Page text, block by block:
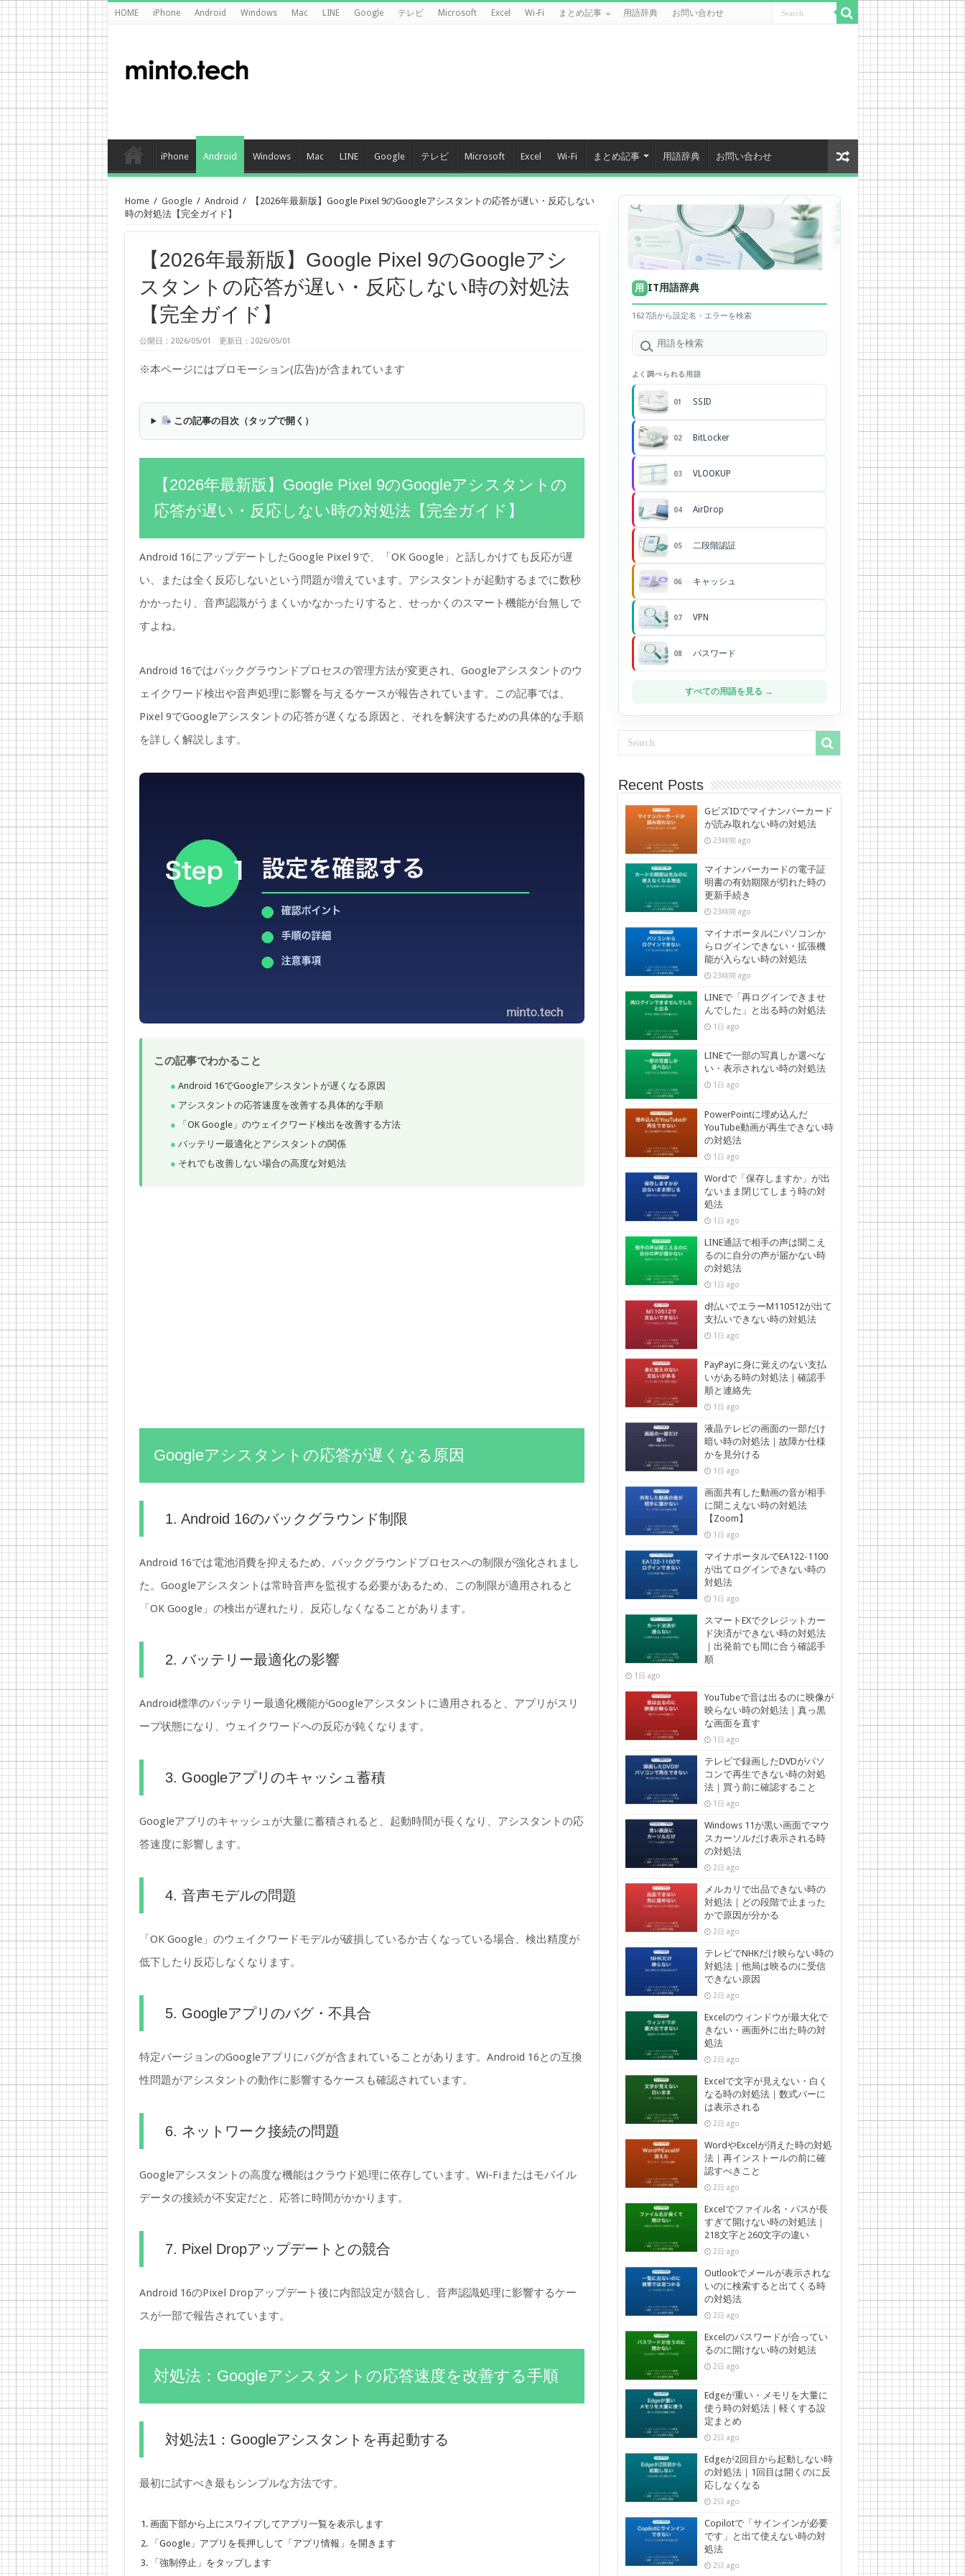
HOME iPhone Android Windows Mac LINE Google テレビ Microsoft Excel Wi-Fi まとめ記事 用語辞典 お問い合わせ
iPhone Android Windows Mac LINE Google テレビ Microsoft Excel Wi-Fi まとめ記事 用語辞典 お問い合わせ
Home / Google / Android /
【2026年最新版】Google Pixel 9のGoogleアシスタントの応答が遅い・反応しない
時の対処法【完全ガイド】
【2026年最新版】Google Pixel 9のGoogleアシ
スタントの応答が遅い・反応しない時の対処法
【完全ガイド】
公開日：2026/05/01 更新日：2026/05/01
※本ページにはプロモーション(広告)が含まれています
この記事の目次（タップで開く）
【2026年最新版】Google Pixel 9のGoogleアシスタントの
応答が遅い・反応しない時の対処法【完全ガイド】
Android 16にアップデートしたGoogle Pixel 9で、「OK Google」と話しかけても反応が遅
い、または全く反応しないという問題が増えています。アシスタントが起動するまでに数秒
かかったり、音声認識がうまくいかなかったりすると、せっかくのスマート機能が台無しで
すよね。
Android 16ではバックグラウンドプロセスの管理方法が変更され、Googleアシスタントのウ
ェイクワード検出や音声処理に影響を与えるケースが報告されています。この記事では、
Pixel 9でGoogleアシスタントの応答が遅くなる原因と、それを解決するための具体的な手順
を詳しく解説します。
この記事でわかること
Android 16でGoogleアシスタントが遅くなる原因
アシスタントの応答速度を改善する具体的な手順
「OK Google」のウェイクワード検出を改善する方法
バッテリー最適化とアシスタントの関係
それでも改善しない場合の高度な対処法
Googleアシスタントの応答が遅くなる原因
1. Android 16のバックグラウンド制限
Android 16では電池消費を抑えるため、バックグラウンドプロセスへの制限が強化されまし
た。Googleアシスタントは常時音声を監視する必要があるため、この制限が適用されると
「OK Google」の検出が遅れたり、反応しなくなることがあります。
2. バッテリー最適化の影響
Android標準のバッテリー最適化機能がGoogleアシスタントに適用されると、アプリがスリ
ープ状態になり、ウェイクワードへの反応が鈍くなります。
3. Googleアプリのキャッシュ蓄積
Googleアプリのキャッシュが大量に蓄積されると、起動時間が長くなり、アシスタントの応
答速度に影響します。
4. 音声モデルの問題
「OK Google」のウェイクワードモデルが破損しているか古くなっている場合、検出精度が
低下したり反応しなくなります。
5. Googleアプリのバグ・不具合
特定バージョンのGoogleアプリにバグが含まれていることがあります。Android 16との互換
性問題がアシスタントの動作に影響するケースも確認されています。
6. ネットワーク接続の問題
Googleアシスタントの高度な機能はクラウド処理に依存しています。Wi-Fiまたはモバイル
データの接続が不安定だと、応答に時間がかかります。
7. Pixel Dropアップデートとの競合
Android 16のPixel Dropアップデート後に内部設定が競合し、音声認識処理に影響するケー
スが一部で報告されています。
対処法：Googleアシスタントの応答速度を改善する手順
対処法1：Googleアシスタントを再起動する
最初に試すべき最もシンプルな方法です。
画面下部から上にスワイプしてアプリ一覧を表示します
「Google」アプリを長押しして「アプリ情報」を開きます
「強制停止」をタップします
用 IT用語辞典
1627語から設定名・エラーを検索
よく調べられる用語
01 SSID
02 BitLocker
03 VLOOKUP
04 AirDrop
05 二段階認証
06 キャッシュ
07 VPN
08 パスワード
すべての用語を見る →
Recent Posts
GビズIDでマイナンバーカード
が読み取れない時の対処法
23時間 ago
マイナンバーカードの電子証
明書の有効期限が切れた時の
更新手続き
23時間 ago
マイナポータルにパソコンか
らログインできない・拡張機
能が入らない時の対処法
23時間 ago
LINEで「再ログインできませ
んでした」と出る時の対処法
1日 ago
LINEで一部の写真しか選べな
い・表示されない時の対処法
1日 ago
PowerPointに埋め込んだ
YouTube動画が再生できない時
の対処法
1日 ago
Wordで「保存しますか」が出
ないまま閉じてしまう時の対
処法
1日 ago
LINE通話で相手の声は聞こえ
るのに自分の声が届かない時
の対処法
1日 ago
d払いでエラーM110512が出て
支払いできない時の対処法
1日 ago
PayPayに身に覚えのない支払
いがある時の対処法｜確認手
順と連絡先
1日 ago
液晶テレビの画面の一部だけ
暗い時の対処法｜故障か仕様
かを見分ける
1日 ago
画面共有した動画の音が相手
に聞こえない時の対処法
【Zoom】
1日 ago
マイナポータルでEA122-1100
が出てログインできない時の
対処法
1日 ago
スマートEXでクレジットカー
ド決済ができない時の対処法
｜出発前でも間に合う確認手
順
1日 ago
YouTubeで音は出るのに映像が
映らない時の対処法｜真っ黒
な画面を直す
1日 ago
テレビで録画したDVDがパソ
コンで再生できない時の対処
法｜買う前に確認すること
1日 ago
Windows 11が黒い画面でマウ
スカーソルだけ表示される時
の対処法
2日 ago
メルカリで出品できない時の
対処法｜どの段階で止まった
かで原因が分かる
2日 ago
テレビでNHKだけ映らない時の
対処法｜他局は映るのに受信
できない原因
2日 ago
Excelのウィンドウが最大化で
きない・画面外に出た時の対
処法
2日 ago
Excelで文字が見えない・白く
なる時の対処法｜数式バーに
は表示される
2日 ago
WordやExcelが消えた時の対処
法｜再インストールの前に確
認すべきこと
2日 ago
Excelでファイル名・パスが長
すぎて開けない時の対処法｜
218文字と260文字の違い
2日 ago
Outlookでメールが表示されな
いのに検索すると出てくる時
の対処法
2日 ago
Excelのパスワードが合ってい
るのに開けない時の対処法
2日 ago
Edgeが重い・メモリを大量に
使う時の対処法｜軽くする設
定まとめ
2日 ago
Edgeが2回目から起動しない時
の対処法｜1回目は開くのに反
応しなくなる
2日 ago
Copilotで「サインインが必要
です」と出て使えない時の対
処法
2日 ago